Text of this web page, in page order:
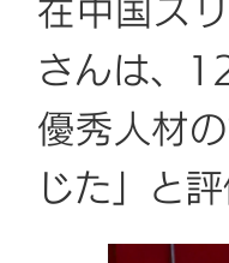
在中国ス
さんは、
優秀人材
じた」と評